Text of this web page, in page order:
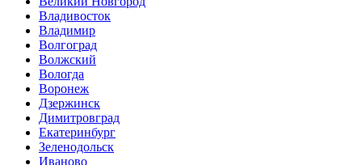
Владивосток
Владимир
Волгоград
Волжский
Вологда
Воронеж
Дзержинск
Димитровград
Екатеринбург
Зеленодольск
Иваново